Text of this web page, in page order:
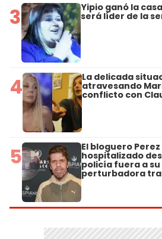
3 Yipio ganó la
será líder de la
4 La delicada
atravesando
conflicto con
5 El bloguero
hospitalizado
policía fuera a
perturbadora